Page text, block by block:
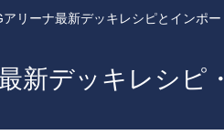
リーナ最新デッキレシピとインポ
新デッキレシピ